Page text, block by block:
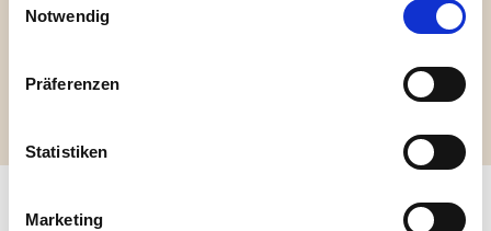
Cookies, wenn Sie unsere Webseite weiterhin nutzen.
Notwendig
Präferenzen
Statistiken
Marketing
(10%), Rohrohrzucker*,
Bourbon-Vanille* gemahlen.
enthält folgende allergene Zutaten: Gluten, Milch